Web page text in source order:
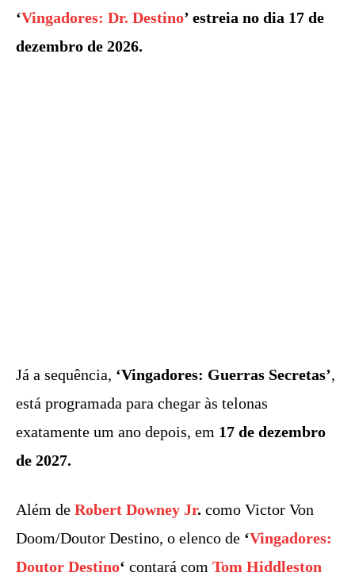
‘Vingadores: Dr. Destino’ estreia no dia 17 de
dezembro de 2026.
Já a sequência, ‘Vingadores: Guerras Secretas’,
está programada para chegar às telonas
exatamente um ano depois, em 17 de dezembro
de 2027.
Além de Robert Downey Jr. como Victor Von
Doom/Doutor Destino, o elenco de ‘Vingadores:
Doutor Destino‘ contará com Tom Hiddleston